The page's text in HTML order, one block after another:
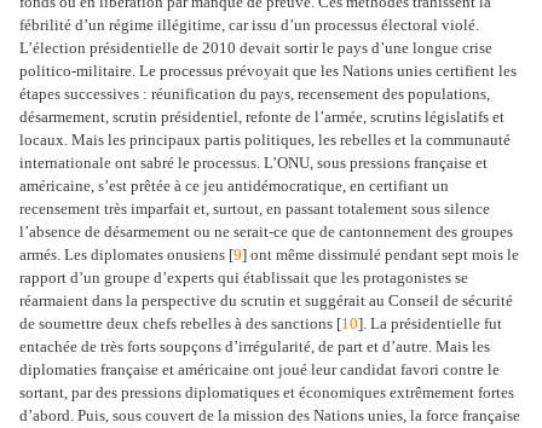
fébrilité d’un régime illégitime, car issu d’un processus électoral violé.
L’élection présidentielle de 2010 devait sortir le pays d’une longue crise
politico-militaire. Le processus prévoyait que les Nations unies certifient les
étapes successives : réunification du pays, recensement des populations,
désarmement, scrutin présidentiel, refonte de l’armée, scrutins législatifs et
locaux. Mais les principaux partis politiques, les rebelles et la communauté
internationale ont sabré le processus. L’ONU, sous pressions française et
américaine, s’est prêtée à ce jeu antidémocratique, en certifiant un
recensement très imparfait et, surtout, en passant totalement sous silence
l’absence de désarmement ou ne serait-ce que de cantonnement des groupes
armés. Les diplomates onusiens [9] ont même dissimulé pendant sept mois le
rapport d’un groupe d’experts qui établissait que les protagonistes se
réarmaient dans la perspective du scrutin et suggérait au Conseil de sécurité
de soumettre deux chefs rebelles à des sanctions [10]. La présidentielle fut
entachée de très forts soupçons d’irrégularité, de part et d’autre. Mais les
diplomaties française et américaine ont joué leur candidat favori contre le
sortant, par des pressions diplomatiques et économiques extrêmement fortes
d’abord. Puis, sous couvert de la mission des Nations unies, la force française